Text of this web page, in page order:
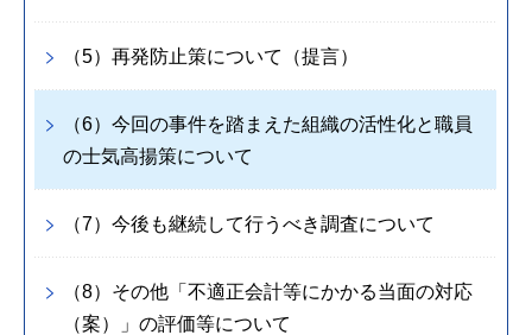
（5）再発防止策について（提言）
（6）今回の事件を踏まえた組織の活性化と職員
の士気高揚策について
（7）今後も継続して行うべき調査について
（8）その他「不適正会計等にかかる当面の対応
（案）」の評価等について